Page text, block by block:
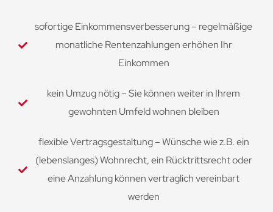
sofortige Einkommensverbesserung – regelmäßige
monatliche Rentenzahlungen erhöhen Ihr
Einkommen
kein Umzug nötig – Sie können weiter in Ihrem
gewohnten Umfeld wohnen bleiben
flexible Vertragsgestaltung – Wünsche wie z.B. ein
(lebenslanges) Wohnrecht, ein Rücktrittsrecht oder
eine Anzahlung können vertraglich vereinbart
werden